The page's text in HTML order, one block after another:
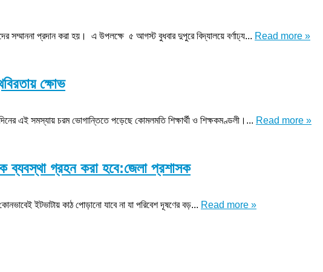
সম্মাননা প্রদান করা হয়। এ উপলক্ষে ৫ আগস্ট বুধবার দুপুরে বিদ্যালয়ে বর্ণাঢ্য... Read more »
ক্ষোভ
এই সমস্যায় চরম ভোগান্তিতে পড়েছে কোমলমতি শিক্ষার্থী ও শিক্ষকমণ্ডলী।... Read more »
ব্যবস্থা গ্রহন করা হবে:জেলা প্রশাসক
ইটভাটায় কাঠ পোড়ানো যাবে না যা পরিবেশ দূষণের বড়... Read more »